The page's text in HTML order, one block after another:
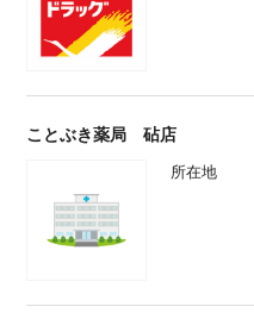
ことぶき薬局 砧店
所在地